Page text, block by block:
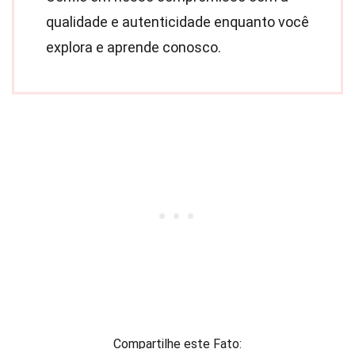
qualidade e autenticidade enquanto você
explora e aprende conosco.
Compartilhe este Fato: